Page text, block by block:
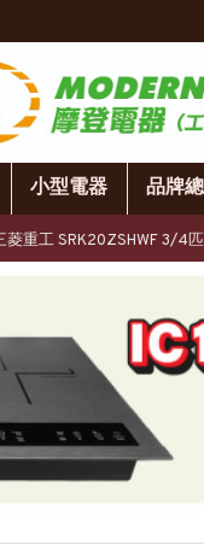
小型電器 品牌
菱重工 SRK20ZSHWF 3/